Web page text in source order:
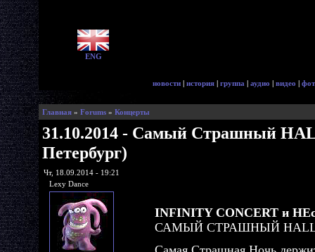
ENG
новости | история | группа | аудио | видео |
Главная » Forums » Концерты
31.10.2014 - Самый Страшный
Петербург)
Чт, 18.09.2014 - 19:21
Lexy Dance
INFINITY CONCERT и
САМЫЙ СТРАШНЫЙ